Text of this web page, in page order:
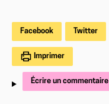
Facebook Twitter
Imprimer
Écrire un commentaire